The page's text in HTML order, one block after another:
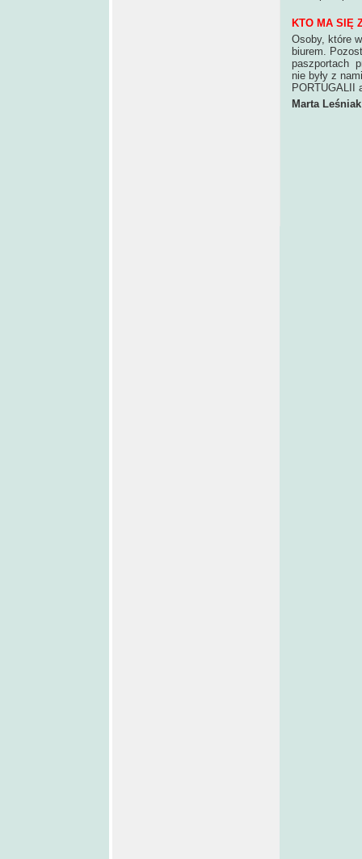
KTO MA SIĘ
Osoby, które
biurem.
paszportach
nie były z
PORTUGALII
Marta